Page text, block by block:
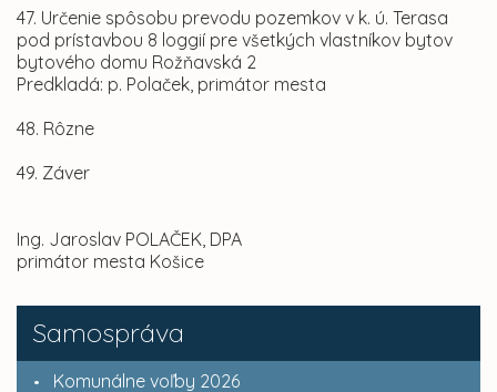
Samospráva
Komunálne voľby 2026
47. Určenie spôsobu prevodu pozemkov v k. ú. Terasa
pod prístavbou 8 loggií pre všetkých vlastníkov bytov
bytového domu Rožňavská 2
Predkladá: p. Polaček, primátor mesta
48. Rôzne
49. Záver
Ing. Jaroslav POLAČEK, DPA
primátor mesta Košice